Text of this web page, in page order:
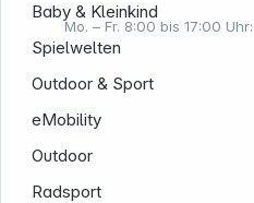
Mo. – Fr. 8:00 bis 17:00 Uhr:
Baby & Kleinkind
Spielwelten
Outdoor & Sport
eMobility
Outdoor
Radsport
Rechtliches